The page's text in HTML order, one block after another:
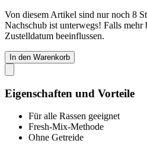
Von diesem Artikel sind nur noch 8
Nachschub ist unterwegs! Falls mehr
Zustelldatum beeinflussen.
In den Warenkorb
Eigenschaften und Vorteile
Für alle Rassen geeignet
Fresh-Mix-Methode
Ohne Getreide